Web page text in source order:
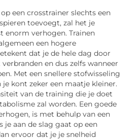
een crosstrainer slechts een
toevoegt, zal het je
enorm verhogen. Trainen
een hogere
dat je de hele dag door
en dus zelfs wanneer
Met een snellere stofwisseling
je kont zeker een maatje kleiner.
van de training die je doet
zal worden. Een goede
is met behulp van een
je aan de slag gaat op een
ervoor dat je je snelheid